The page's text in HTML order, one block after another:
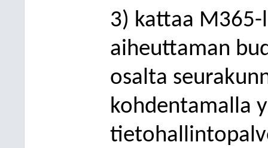
3) kattaa M365-
aiheuttaman
osalta
kohdentamalla